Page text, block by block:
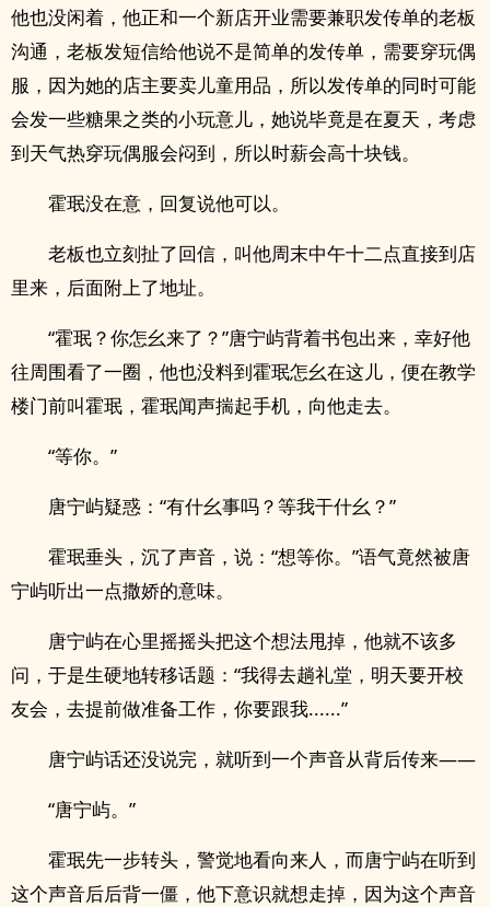
他也没闲着，他正和一个新店开业需要兼职发传单的老板
沟通，老板发短信给他说不是简单的发传单，需要穿玩偶
服，因为她的店主要卖儿童用品，所以发传单的同时可能
会发一些糖果之类的小玩意儿，她说毕竟是在夏天，考虑
到天气热穿玩偶服会闷到，所以时薪会高十块钱。
霍珉没在意，回复说他可以。
老板也立刻扯了回信，叫他周末中午十二点直接到店
里来，后面附上了地址。
“霍珉？你怎幺来了？”唐宁屿背着书包出来，幸好他
往周围看了一圈，他也没料到霍珉怎幺在这儿，便在教学
楼门前叫霍珉，霍珉闻声揣起手机，向他走去。
“等你。”
唐宁屿疑惑：“有什幺事吗？等我干什幺？”
霍珉垂头，沉了声音，说：“想等你。”语气竟然被唐
宁屿听出一点撒娇的意味。
唐宁屿在心里摇摇头把这个想法甩掉，他就不该多
问，于是生硬地转移话题：“我得去趟礼堂，明天要开校
友会，去提前做准备工作，你要跟我......”
唐宁屿话还没说完，就听到一个声音从背后传来——
“唐宁屿。”
霍珉先一步转头，警觉地看向来人，而唐宁屿在听到
这个声音后后背一僵，他下意识就想走掉，因为这个声音